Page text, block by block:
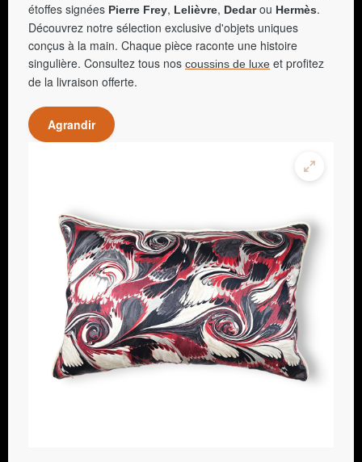
étoffes signées Pierre Frey, Lelièvre, Dedarou Hermès.
Découvrez notre sélection exclusive d'objets uniques
conçus à la main. Chaque pièce raconte une histoire
singulière. Consultez tous nos coussins de luxe et profitez
de la livraison offerte.
Agrandir